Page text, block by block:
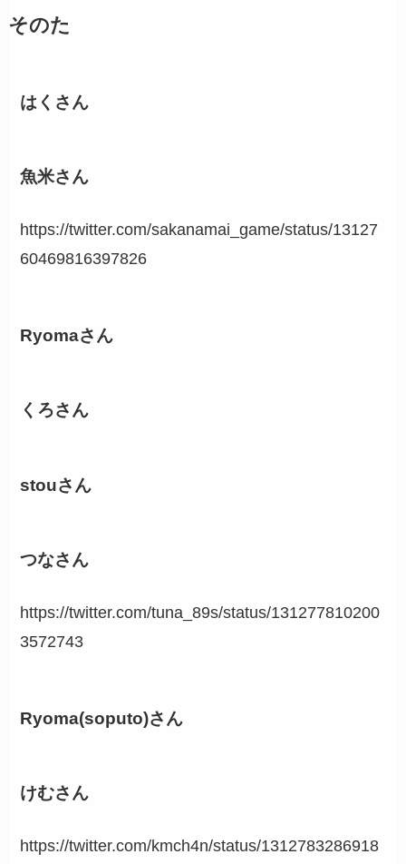
そのた
はくさん
魚米さん
https://twitter.com/sakanamai_game/status/13127
60469816397826
Ryomaさん
くろさん
stouさん
つなさん
https://twitter.com/tuna_89s/status/131277810200
3572743
Ryoma(soputo)さん
けむさん
https://twitter.com/kmch4n/status/1312783286918